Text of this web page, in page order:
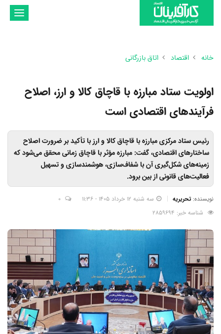
تغییر
خانه
اقتصاد اتاق بازرگانی
اولویت ستاد مبارزه با قاچاق کالا و ارز، اصلاح
فرآیندهای اقتصادی است
رئیس ستاد مرکزی مبارزه با قاچاق کالا و ارز با تأکید بر ضرورت اصلاح
ساختارهای اقتصادی، گفت: مبارزه مؤثر با قاچاق زمانی محقق می‌شود که
زمینه‌های شکل‌گیری آن با شفاف‌سازی، هوشمندسازی و تسهیل
فعالیت‌های قانونی از بین برود.
نویسنده: تحریریه سه شنبه 12 خرداد 1405 - 11:36
0
شناسه خبر: 2859694